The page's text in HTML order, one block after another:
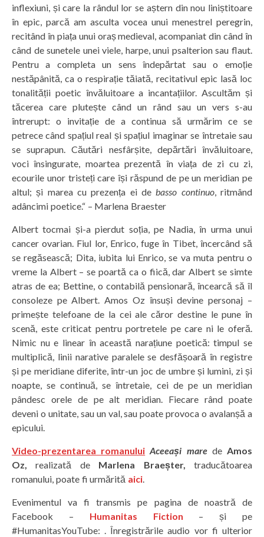
inflexiuni, și care la rândul lor se aștern din nou liniștitoare
în epic, parcă am asculta vocea unui menestrel peregrin,
recitând în piața unui oraș medieval, acompaniat din când în
când de sunetele unei viele, harpe, unui psalterion sau flaut.
Pentru a completa un sens îndepărtat sau o emoție
nestăpânită, ca o respirație tăiată, recitativul epic lasă loc
tonalității poetic învăluitoare a incantațiilor. Ascultăm și
tăcerea care plutește când un rând sau un vers s-au
întrerupt: o invitație de a continua să urmărim ce se
petrece când spațiul real și spațiul imaginar se întretaie sau
se suprapun. Căutări nesfârșite, depărtări învăluitoare,
voci însingurate, moartea prezentă în viața de zi cu zi,
ecourile unor tristeți care își răspund de pe un meridian pe
altul; și marea cu prezența ei debasso continuo, ritmând
adâncimi poetice.“ – Marlena Braester
Albert tocmai și-a pierdut soția, pe Nadia, în urma unui
cancer ovarian. Fiul lor, Enrico, fuge în Tibet, încercând să
se regăsească; Dita, iubita lui Enrico, se va muta pentru o
vreme la Albert – se poartă ca o fiică, dar Albert se simte
atras de ea; Bettine, o contabilă pensionară, încearcă să îl
consoleze pe Albert. Amos Oz însuși devine personaj –
primește telefoane de la cei ale căror destine le pune în
scenă, este criticat pentru portretele pe care ni le oferă.
Nimic nu e linear în această narațiune poetică: timpul se
multiplică, linii narative paralele se desfășoară în registre
și pe meridiane diferite, într-un joc de umbre și lumini, zi și
noapte, se continuă, se întretaie, cei de pe un meridian
pândesc orele de pe alt meridian. Fiecare rând poate
deveni o unitate, sau un val, sau poate provoca o avalanșă a
epicului.
Video-prezentarea romanului Aceeași marede Amos
Oz,realizată de Marlena Braeșter, traducătoarea
romanului, poate fi urmărită aici.
Evenimentul va fi transmis pe pagina de noastră de
Facebook – Humanitas Fiction – și pe
#HumanitasYouTube: . Înregistrările audio vor fi ulterior